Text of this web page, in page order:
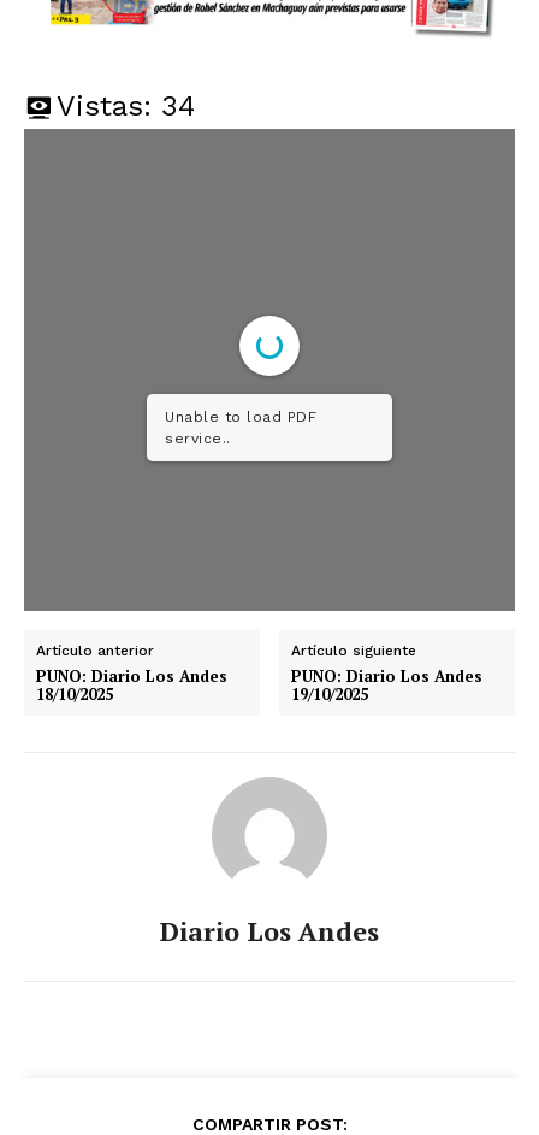
Vistas: 34
Unable to load PDF
service..
Artículo anterior
PUNO: Diario Los Andes
18/10/2025
Artículo siguiente
PUNO: Diario Los Andes
19/10/2025
Diario Los Andes
COMPARTIR POST: